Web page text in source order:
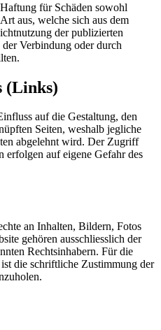
für Schäden sowohl
aus, welche sich aus dem
der publizierten
Verbindung oder durch
(Links)
auf die Gestaltung, den
Seiten, weshalb jegliche
abgelehnt wird. Der Zugriff
erfolgen auf eigene Gefahr des
an Inhalten, Bildern, Fotos
gehören ausschliesslich der
Rechtsinhabern. Für die
die schriftliche Zustimmung der